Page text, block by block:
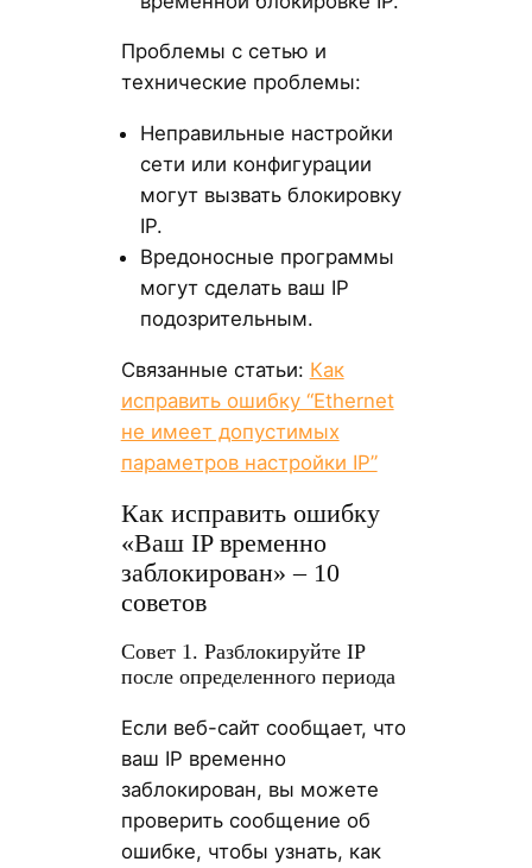
Проблемы с сетью и
технические проблемы:
Неправильные настройки
сети или конфигурации
могут вызвать блокировку
IP.
Вредоносные программы
могут сделать ваш IP
подозрительным.
Связанные статьи: Как
исправить ошибку “Ethernet
не имеет допустимых
параметров настройки IP”
Как исправить ошибку
«Ваш IP временно
заблокирован» – 10
советов
Совет 1. Разблокируйте IP
после определенного периода
Если веб-сайт сообщает, что
ваш IP временно
заблокирован, вы можете
проверить сообщение об
ошибке, чтобы узнать, как